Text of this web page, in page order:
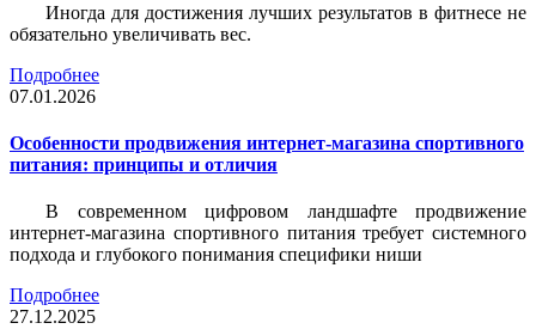
Иногда для достижения лучших результатов в фитнесе не
обязательно увеличивать вес.
Подробнее
07.01.2026
Особенности продвижения интернет-магазина спортивного
питания: принципы и отличия
В современном цифровом ландшафте продвижение
интернет-магазина спортивного питания требует системного
подхода и глубокого понимания специфики ниши
Подробнее
27.12.2025